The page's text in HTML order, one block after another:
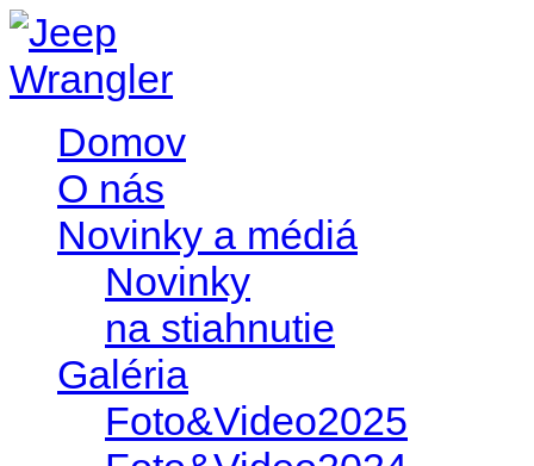
Domov
O nás
Novinky a médiá
Novinky
na stiahnutie
Galéria
Foto&Video2025